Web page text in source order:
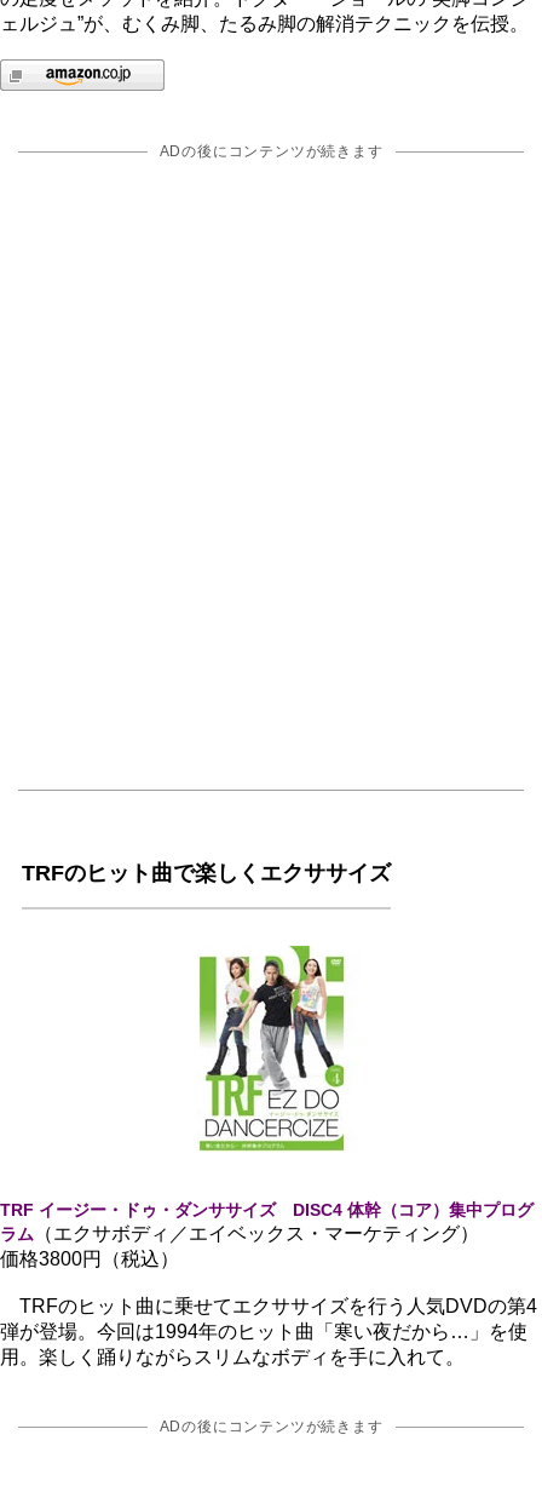
ェルジュ”が、むくみ脚、たるみ脚の解消テクニックを伝授。
ADの後にコンテンツが続きます
TRFのヒット曲で楽しくエクササイズ
TRF イージー・ドゥ・ダンササイズ DISC4 体幹（コア）集中プログ
ラム （エクサボディ／エイベックス・マーケティング）
価格3800円（税込）
TRFのヒット曲に乗せてエクササイズを行う人気DVDの第4
弾が登場。今回は1994年のヒット曲「寒い夜だから…」を使
用。楽しく踊りながらスリムなボディを手に入れて。
ADの後にコンテンツが続きます